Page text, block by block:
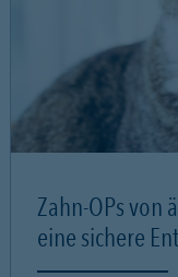
Zahn-OPs von
eine sichere